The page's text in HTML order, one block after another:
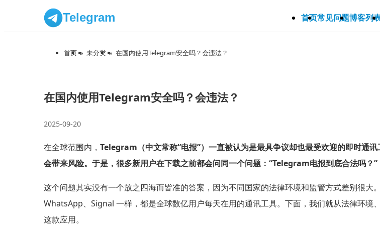
Telegram 首页常见问题博客列
首页 » 未分类 » 在国内使用Telegram安全吗？会违法？
在国内使用Telegram安全吗？会违法？
2025-09-20
在全球范围内， Telegram（中文常称“电报”）一直被认为是最具争议却也最受欢迎的即时通
会带来风险。于是，很多新用户在下载之前都会问同一个问题：“Telegram电报到底合法吗？”
这个问题其实没有一个放之四海而皆准的答案，因为不同国家的法律环境和监管方式差别很大
WhatsApp、Signal 一样，都是全球数亿用户每天在用的通讯工具。下面，我们就从法律环
这款应用。